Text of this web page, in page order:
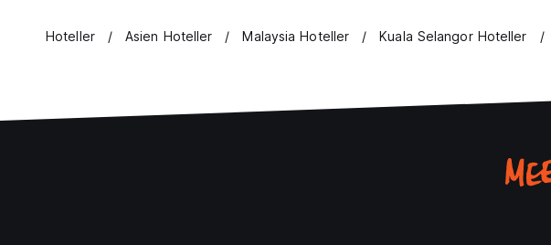
Hoteller Asien Hoteller Malaysia Hoteller Kuala Selangor Hoteller